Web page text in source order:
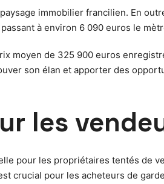
immobilier francilien. En
à environ 6 090 euros le
moyen de 325 900 euros
son élan et apporter des
les
pour les propriétaires tentés de
crucial pour les acheteurs de